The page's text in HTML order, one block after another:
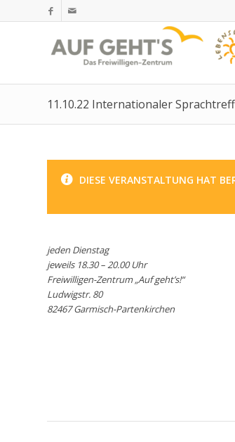
11.10.22 Internationaler Sprachtreff
DIESE VERANSTALTUNG HAT
jeden Dienstag
jeweils 18.30 – 20.00 Uhr
Freiwilligen-Zentrum „Auf geht’s!“
Ludwigstr. 80
82467 Garmisch-Partenkirchen